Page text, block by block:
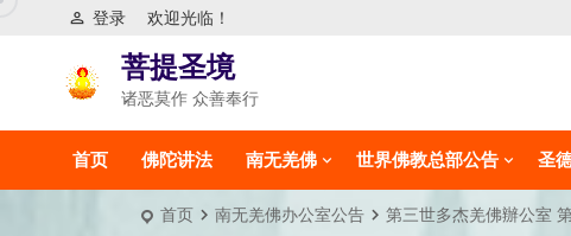
欢迎光临！
登录
菩提圣境
诸恶莫作 众善奉行
首页 佛陀讲法 南无羌佛 世界佛教总部公告 圣
首页 南无羌佛办公室公告 第三世多杰羌佛辦公室